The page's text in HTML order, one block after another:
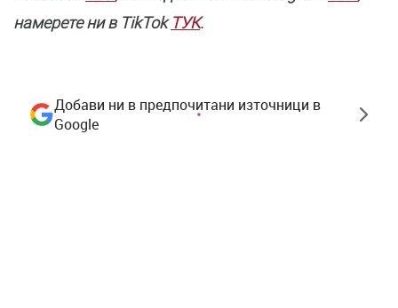
намерете ни в TikTokТУК.
Добави ни в предпочитани източници в
Google